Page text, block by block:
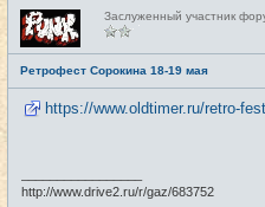
Н
е
в
с
е
т
и
Заслуженный участник
Ретрофест Сорокина 18-19 мая
https://www.oldtimer.ru/retro-
http://www.drive2.ru/r/gaz/683752